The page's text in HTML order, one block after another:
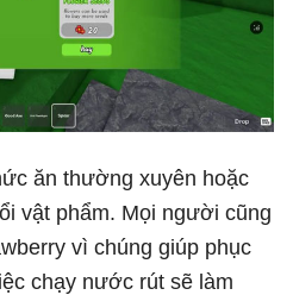
ăn thường xuyên hoặc
vật phẩm. Mọi người cũng
vì chúng giúp phục
chạy nước rút sẽ làm